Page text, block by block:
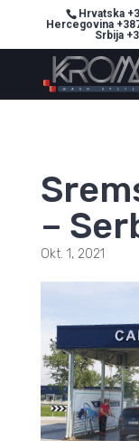
Hrvatska
Hercegovina
Srbija
–
Okt. 1, 2021